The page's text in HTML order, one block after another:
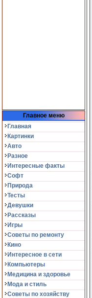
Главное меню
Главная
Картинки
Авто
Разное
Интересные факты
Софт
Природа
Тесты
Девушки
Рассказы
Игры
Советы по ремонту
Кино
Интересное в сети
Компьютеры
Медицина и здоровье
Мода и стиль
Советы по хозяйству